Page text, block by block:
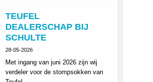
TEUFEL
DEALERSCHAP BIJ
SCHULTE
28-05-2026
Met ingang van juni 2026 zijn wij
verdeler voor de stompsokken van